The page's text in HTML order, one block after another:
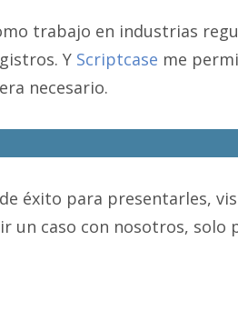
trabajo en industrias
YScriptcase me
necesario.
éxito para presentarles,
un caso con nosotros,